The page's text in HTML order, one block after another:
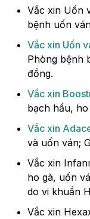
Vắc xin Uốn
bệnh uốn
Vắc xin Uốn
Phòng bệnh
đồng.
Vắc xin
bạch hầu,
Vắc xin
và uốn ván;
Vắc xin
ho gà, uốn
do vi khuẩn
Vắc xin